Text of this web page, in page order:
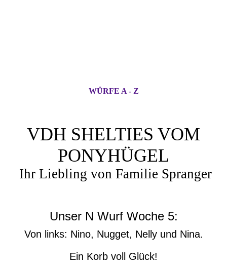
WÜRFE A - Z
VDH SHELTIES VOM
PONYHÜGEL
Ihr Liebling von Familie Spranger
Unser N Wurf Woche 5:
Von links: Nino, Nugget, Nelly und Nina.
Ein Korb voll Glück!